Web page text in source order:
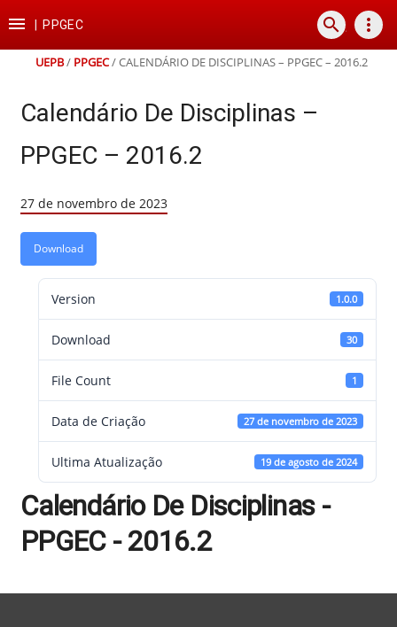
para
conteúdo
para
para
para
rodapé
 PPGEC search more_vert
UEPB/ PPGEC/CALENDÁRIO DE DISCIPLINAS – PPGEC – 2016.2
Calendário De Disciplinas –
PPGEC – 2016.2
27 de novembro de 2023
Download
Version 1.0.0
Download 30
File Count 1
Data de Criação 27 de novembro de 2023
Ultima Atualização 19 de agosto de 2024
Calendário De Disciplinas -
PPGEC - 2016.2